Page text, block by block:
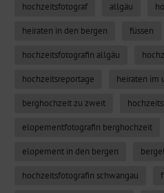
hochzeitsfotograf allgäu
heiraten in den bergen füssen
hochzeitsfotografin allgäu
hochzeitsreportage heiraten im
berghochzeit zu zweit
elopementfotografin berghochzeit
elopement in den bergen
hochzeitsfotografin schwangau